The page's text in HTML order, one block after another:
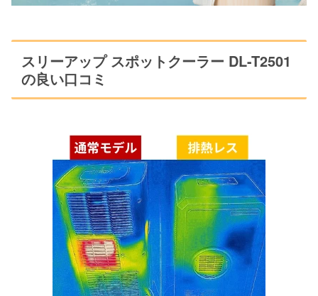
スリーアップ スポットクーラー DL-T2501
の良い口コミ